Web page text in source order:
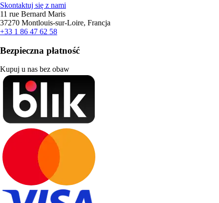
Skontaktuj się z nami
11 rue Bernard Maris
37270 Montlouis-sur-Loire, Francja
+33 1 86 47 62 58
Bezpieczna płatność
Kupuj u nas bez obaw